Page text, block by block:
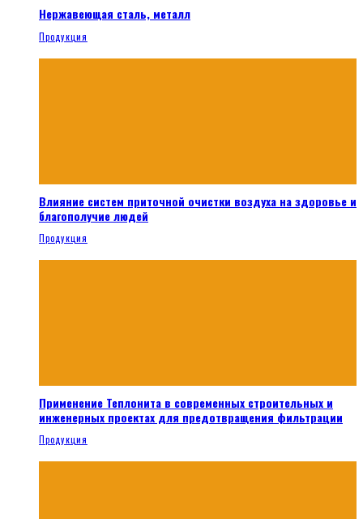
Нержавеющая сталь, металл
Продукция
Влияние систем приточной очистки воздуха на здоровье и
благополучие людей
Продукция
Применение Теплонита в современных строительных и
инженерных проектах для предотвращения фильтрации
Продукция